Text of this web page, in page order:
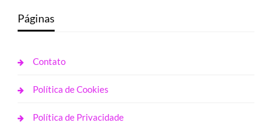
Páginas
Contato
Política de Cookies
Política de Privacidade